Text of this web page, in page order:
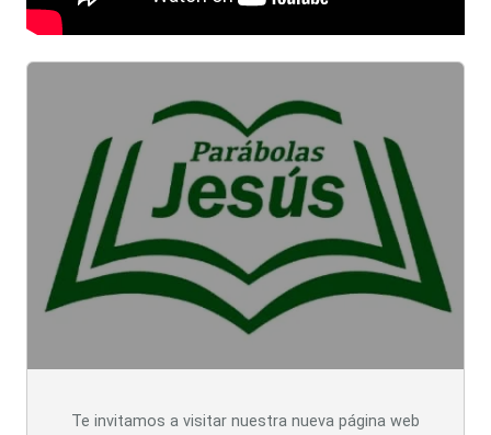
Te invitamos a visitar nuestra nueva página web